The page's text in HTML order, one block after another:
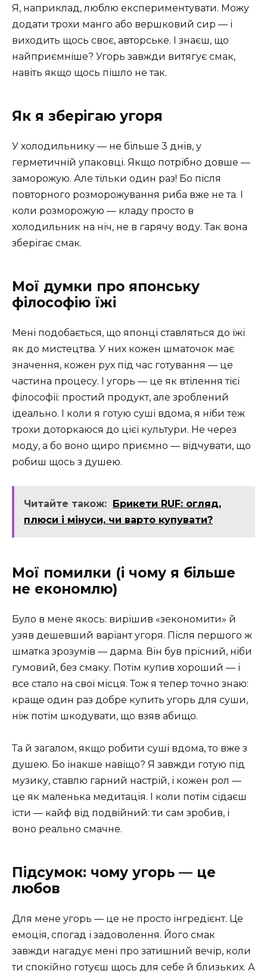
Я, наприклад, люблю експериментувати. Можу
додати трохи манго або вершковий сир — і
виходить щось своє, авторське. І знаєш, що
найприємніше? Угорь завжди витягує смак,
навіть якщо щось пішло не так.
Як я зберігаю угоря
У холодильнику — не більше 3 днів, у
герметичній упаковці. Якщо потрібно довше —
заморожую. Але тільки один раз! Бо після
повторного розморожування риба вже не та. І
коли розморожую — кладу просто в
холодильник на ніч, не в гарячу воду. Так вона
зберігає смак.
Мої думки про японську
філософію їжі
Мені подобається, що японці ставляться до їжі
як до мистецтва. У них кожен шматочок має
значення, кожен рух під час готування — це
частина процесу. І угорь — це як втілення тієї
філософії: простий продукт, але зроблений
ідеально. І коли я готую суші вдома, я ніби теж
трохи доторкаюся до цієї культури. Не через
моду, а бо воно щиро приємно — відчувати, що
робиш щось з душею.
Читайте також:
Брикети RUF: огляд,
плюси і мінуси, чи варто купувати?
Мої помилки (і чому я більше
не економлю)
Було в мене якось: вирішив «зекономити» й
узяв дешевший варіант угоря. Після першого ж
шматка зрозумів — дарма. Він був прісний, ніби
гумовий, без смаку. Потім купив хороший — і
все стало на свої місця. Тож я тепер точно знаю:
краще один раз добре купить угорь для суши,
ніж потім шкодувати, що взяв абищо.
Та й загалом, якщо робити суші вдома, то вже з
душею. Бо інакше навіщо? Я завжди готую під
музику, ставлю гарний настрій, і кожен рол —
це як маленька медитація. І коли потім сідаєш
їсти — кайф від подвійний: ти сам зробив, і
воно реально смачне.
Підсумок: чому угорь — це
любов
Для мене угорь — це не просто інгредієнт. Це
емоція, спогад і задоволення. Його смак
завжди нагадує мені про затишний вечір, коли
ти спокійно готуєш щось для себе й близьких. А